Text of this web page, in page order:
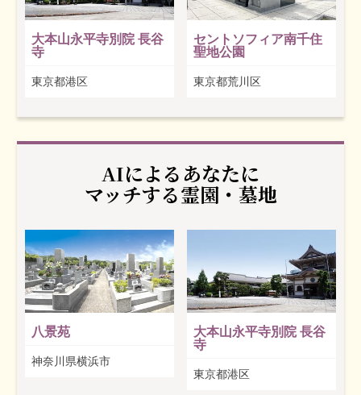
大本山永平寺別院 長谷
寺
東京都港区
セントソフィア南千住
聖地公園
東京都荒川区
AIによるあなたに
マッチする霊園・墓地
八景苑
神奈川県横浜市
大本山永平寺別院 長谷
寺
東京都港区